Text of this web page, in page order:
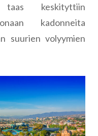
taas keskityttiin
kadonneita
suurien volyymien